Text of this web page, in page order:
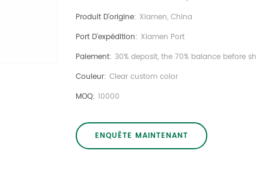
Produit D'origine: Xiamen, China
Port D'expédition: Xiamen Port
Paiement: 30% deposit, the 70% balance before
Couleur: Clear custom color
MOQ: 10000
ENQUÊTE MAINTENANT